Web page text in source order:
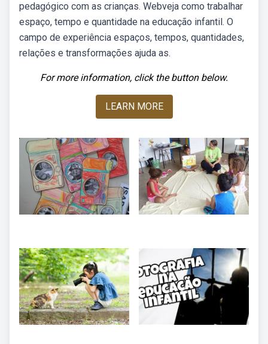
pedagógico com as crianças. Webveja como trabalhar
espaço, tempo e quantidade na educação infantil. O
campo de experiência espaços, tempos, quantidades,
relações e transformações ajuda as.
For more information, click the button below.
LEARN MORE